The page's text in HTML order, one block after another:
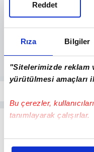
Rıza Bilgiler
"Sitelerimizde reklam
yürütülmesi amaçları
Bu çerezler,
tanımlayarak çalışırlar.
Bu çerezlere izin
Reddet